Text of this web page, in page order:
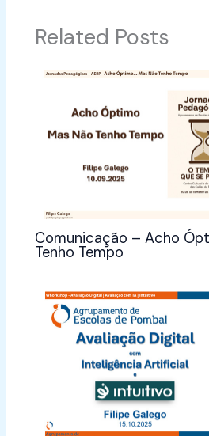
Related Posts
Comunicação – Acho
Tenho Tempo